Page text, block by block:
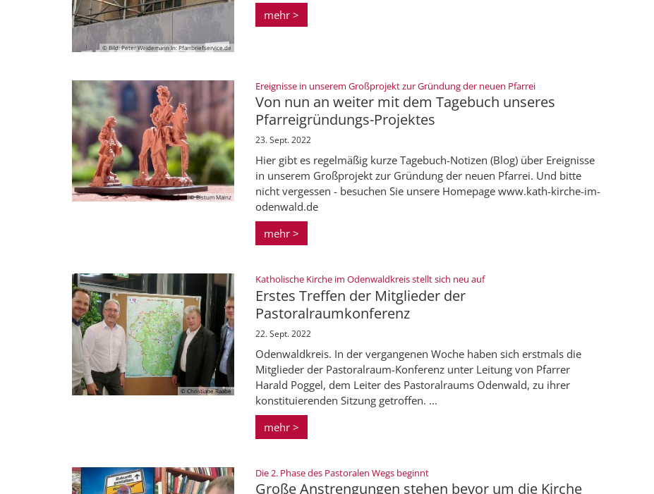
© Bild: Peter Weidemann In: Pfarrbriefservice.de
mehr >
© Bistum Mainz
Ereignisse in unserem Großprojekt zur Gründung der neuen Pfarrei:
Von nun an weiter mit dem Tagebuch unseres
Pfarreigründungs-Projektes
23. Sept. 2022
Hier gibt es regelmäßig kurze Tagebuch-Notizen (Blog) über Ereignisse
in unserem Großprojekt zur Gründung der neuen Pfarrei. Und bitte
nicht vergessen - besuchen Sie unsere Homepage www.kath-kirche-im-
odenwald.de
mehr >
© Christiane Raabe
Katholische Kirche im Odenwaldkreis stellt sich neu auf:
Erstes Treffen der Mitglieder der
Pastoralraumkonferenz
22. Sept. 2022
Odenwaldkreis. In der vergangenen Woche haben sich erstmals die
Mitglieder der Pastoralraum-Konferenz unter Leitung von Pfarrer
Harald Poggel, dem Leiter des Pastoralraums Odenwald, zu ihrer
konstituierenden Sitzung getroffen. ...
mehr >
Die 2. Phase des Pastoralen Wegs beginnt:
Große Anstrengungen stehen bevor um die Kirche